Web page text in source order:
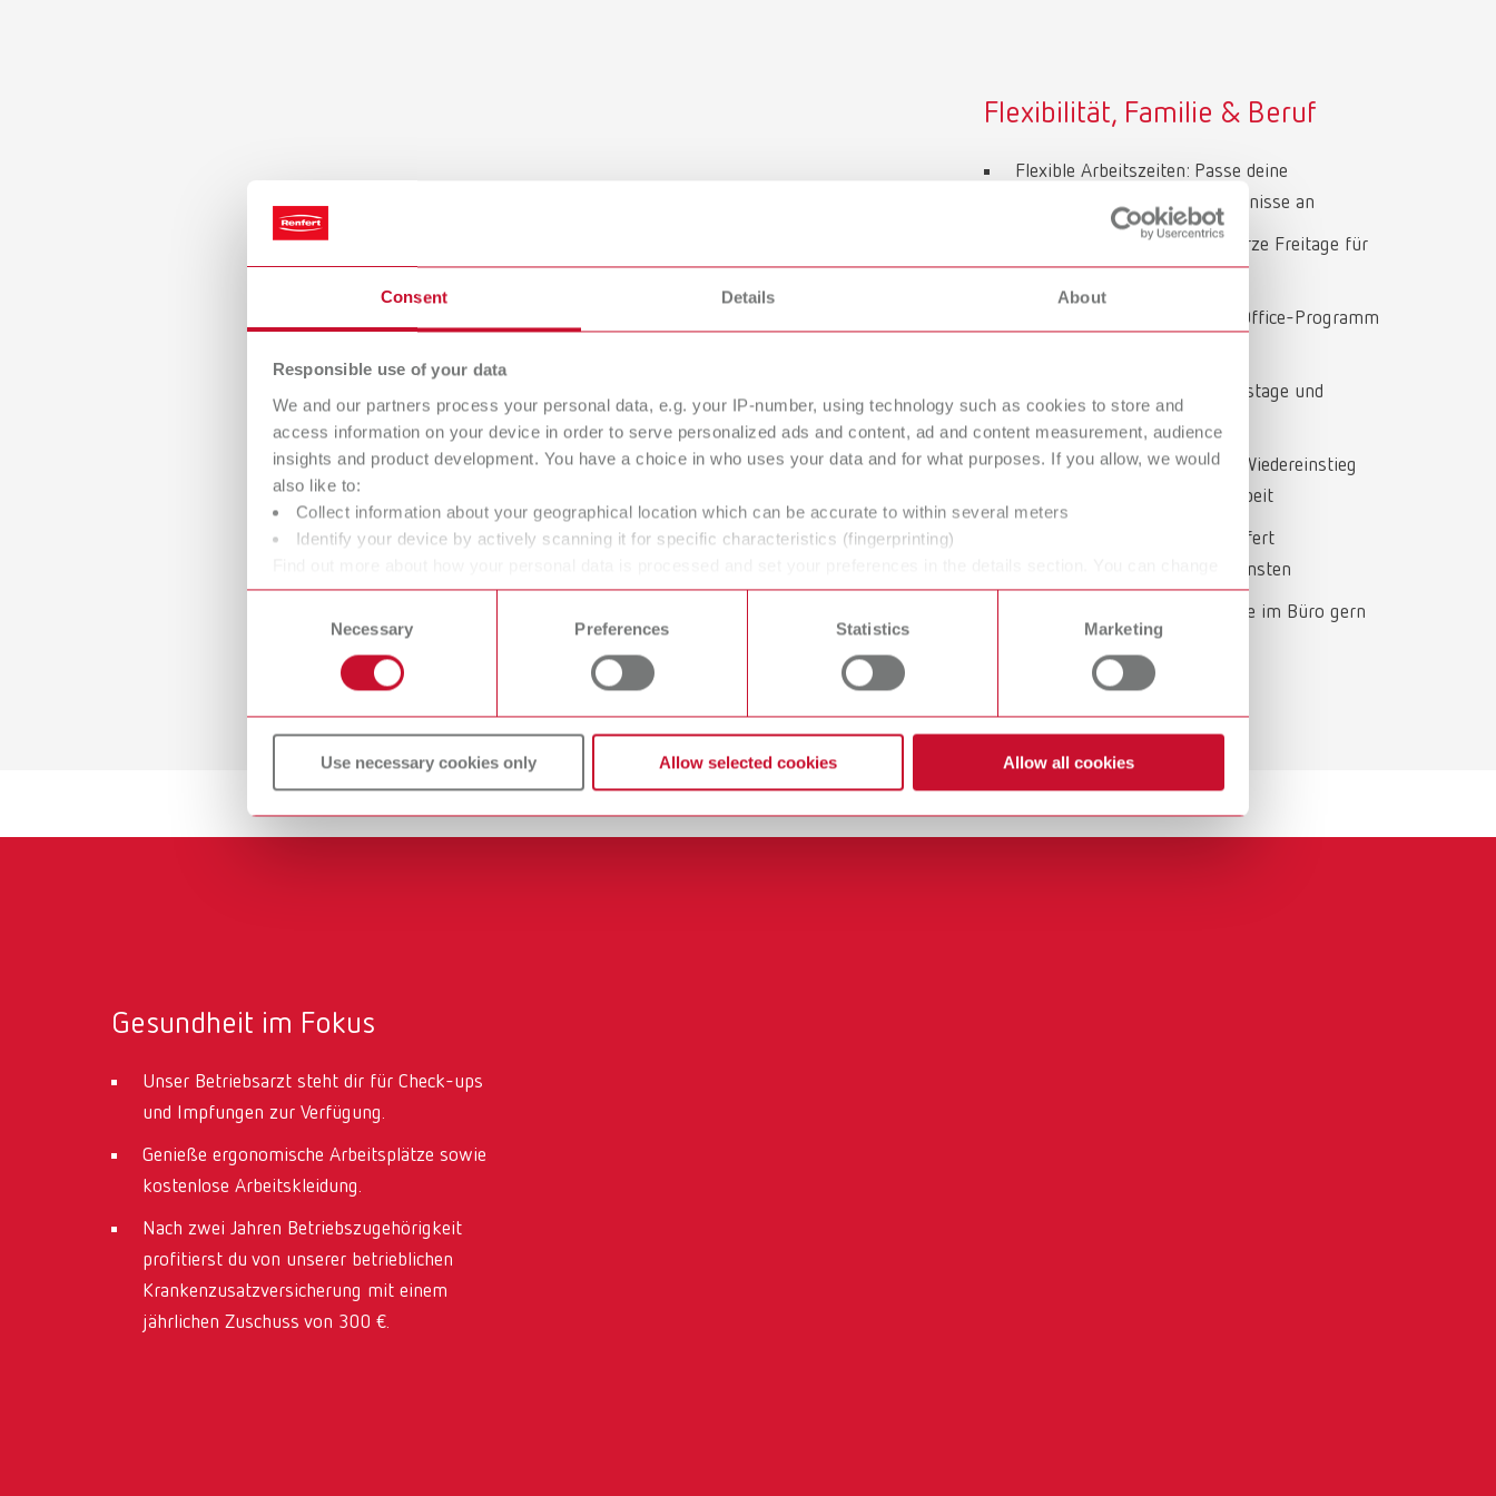
Consent Details About
Responsible use of your data
We and our partners process your personal data, e.g. your IP-number, using technology such as cookies to store and
access information on your device in order to serve personalized ads and content, ad and content measurement, audience
insights and product development. You have a choice in who uses your data and for what purposes. If you allow, we would
also like to:
Collect information about your geographical location which can be accurate to within several meters
Identify your device by actively scanning it for specific characteristics (fingerprinting)
or withdraw your consent any time from the Cookie Declaration.
Necessary Preferences Statistics Marketing
Use necessary cookies only Allow selected cookies Allow all cookies
Flexibilität, Familie & Beruf
Flexible Arbeitszeiten: Passe deine
Arbeitszeiten an deine Bedürfnisse an
Freitags-Feeling: Genieße kurze Freitage für
Arbeiten von überall: Home-Office-Programm
Mehr Zeit für sich: 30 Urlaubstage und
Freizeitausgleich
Familienfreundlich: Flexibler Wiedereinstieg
nach Elternzeit und Teilzeitarbeit
Kinderbetreuung vor Ort: Renfert
Kindergartenplatz für die Kleinsten
Haustiere willkommen: Hunde im Büro gern
Gesundheit im Fokus
Unser Betriebsarzt steht dir für Check-ups
und Impfungen zur Verfügung.
Genieße ergonomische Arbeitsplätze sowie
kostenlose Arbeitskleidung.
Nach zwei Jahren Betriebszugehörigkeit
profitierst du von unserer betrieblichen
Krankenzusatzversicherung mit einem
jährlichen Zuschuss von 300 €.